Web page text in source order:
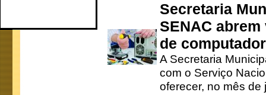
Secretaria
SENAC
de
A Secretaria
com o Serviço
oferecer, no mês de